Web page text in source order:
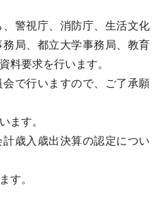
警視庁、消防庁、生活文化
局、都立大学事務局、教育
料要求を行います。
で行いますので、ご了承願
ます。
歳入歳出決算の認定につい
す。